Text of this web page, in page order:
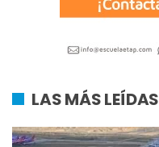
LAS MÁS LEÍDAS